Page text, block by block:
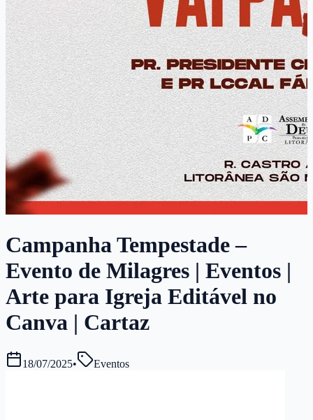
Campanha Tempestade –
Evento de Milagres | Eventos |
Arte para Igreja Editável no
Canva | Cartaz
18/07/2025• Eventos